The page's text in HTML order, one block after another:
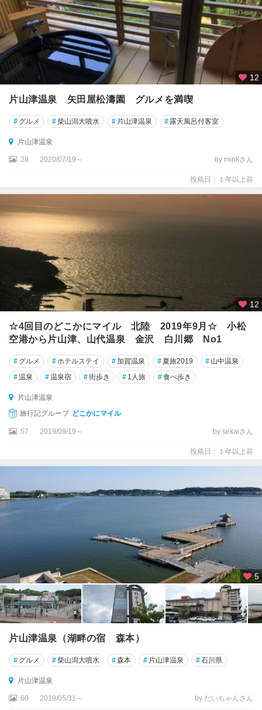
12
片山津温泉 矢田屋松濤園 グルメを満喫
# グルメ #柴山潟大噴水 # 片山津温泉 # 露天風呂付客室
片山津温泉
28 2020/07/19～ by minkさん
投稿日：１年以上前
12
☆4回目のどこかにマイル 北陸 2019年9月☆ 小松
空港から片山津、山代温泉 金沢 白川郷 No1
# グルメ #ホテルステイ #加賀温泉 #夏旅2019 # 山中温泉
#温泉 #温泉宿 #街歩き # 1人旅 #食べ歩き
片山津温泉
旅行記グループ どこかにマイル
57 2019/09/19～ by sekaiさん
投稿日：１年以上前
5
片山津温泉（湖畔の宿 森本）
# グルメ #柴山潟大噴水 #森本 # 片山津温泉 #石川県
片山津温泉
60 2019/05/31～ by だいちゃんさん